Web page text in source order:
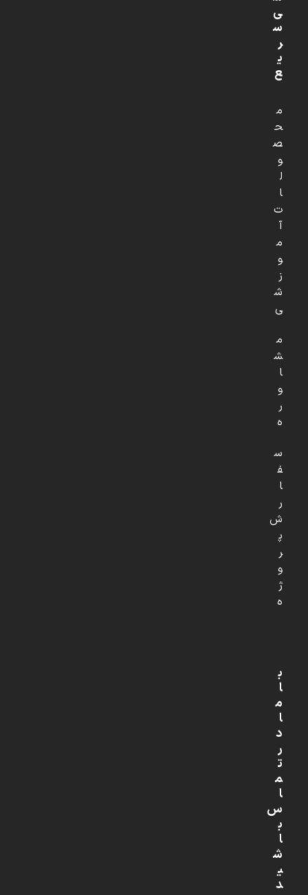
ی
س
ر
ی
ع
م
ح
ص
و
ل
ا
ت
آ
م
و
ز
ش
ی
م
ش
ا
و
ر
ه
س
ف
ا
ر
ش
پ
ر
و
ژ
ه
ب
ا
م
ا
د
ر
ت
م
ا
س
ب
ا
ش
ی
د